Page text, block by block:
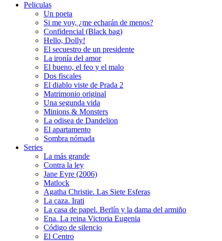
Peliculas
Un poeta
Si me voy, ¿me echarán de menos?
Confidencial (Black bag)
Hello, Dolly!
El secuestro de un presidente
La ironía del amor
El bueno, el feo y el malo
Dos fiscales
El diablo viste de Prada 2
Matrimonio original
Una segunda vida
Minions & Monsters
La odisea de Dandelion
El apartamento
Sombra nómada
Series
La más grande
Contra la ley
Jane Eyre (2006)
Matlock
Agatha Christie. Las Siete Esferas
La caza. Irati
La casa de papel. Berlín y la dama del armiño
Ena. La reina Victoria Eugenia
Código de silencio
El Centro